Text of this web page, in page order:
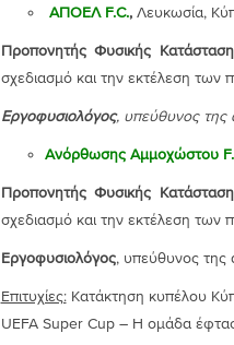
ΑΠΟΕΛ F.C., Λευκωσία,
Προπονητής Φυσικής
σχεδιασμό και την εκτέλεση των
Εργοφυσιολόγος, υπεύθυνος της
Ανόρθωσης Αμμοχώστου F.
Προπονητής Φυσικής
σχεδιασμό και την εκτέλεση των
Εργοφυσιολόγος, υπεύθυνος της
Επιτυχίες:Κατάκτηση κυπέλου
UEFA Super Cup – Η ομάδα